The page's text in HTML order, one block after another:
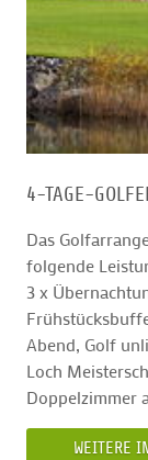
4-TAGE-
Das
folgende
3 x
Abend, Golf
Loch
Doppelzimmer
WEITERE